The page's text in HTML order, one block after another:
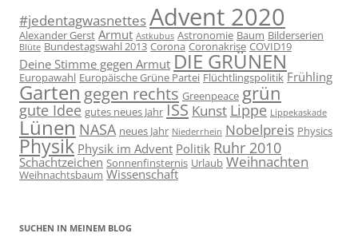
#jedentagwasnettesAdvent 2020
Alexander Gerst Armut Astkubus Astronomie Baum Bilderserien
Blüte Bundestagswahl 2013 Corona Coronakrise COVID19
Deine Stimme gegen Armut DIE GRÜNEN
Europawahl Europäische Grüne Partei Flüchtlingspolitik Frühling
Garten gegen rechts Greenpeace grün
gute Idee gutes neues Jahr ISS Kunst Lippe Lippekaskade
Lünen NASA neues Jahr Niederrhein Nobelpreis Physics
Physik Physik im Advent Politik Ruhr 2010
Schachtzeichen Sonnenfinsternis Urlaub Weihnachten
Weihnachtsbaum Wissenschaft
SUCHEN IN MEINEM BLOG